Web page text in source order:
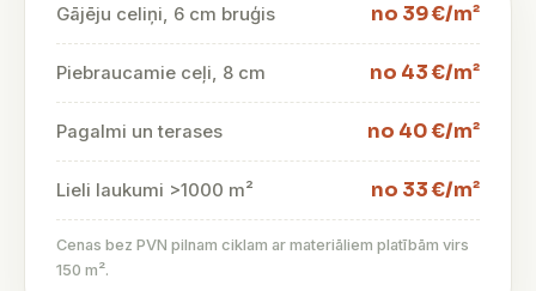
Gājēju celiņi, 6 cm bruģis no 39 €/m²
Piebraucamie ceļi, 8 cm no 43 €/m²
Pagalmi un terases no 40 €/m²
Lieli laukumi >1000 m² no 33 €/m²
Cenas bez PVN pilnam ciklam ar materiāliem platībām virs
150 m².